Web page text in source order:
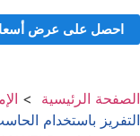
احصل على عرض
الصفحة الرئيسية
التفريز باستخدام